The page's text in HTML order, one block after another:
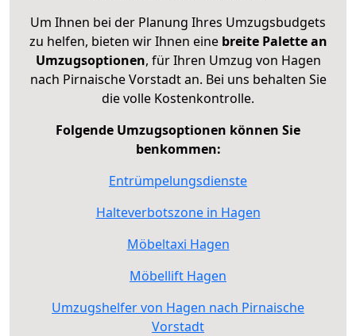
Um Ihnen bei der Planung Ihres Umzugsbudgets
zu helfen, bieten wir Ihnen eine breite Palette an
Umzugsoptionen, für Ihren Umzug von Hagen
nach Pirnaische Vorstadt an. Bei uns behalten Sie
die volle Kostenkontrolle.
Folgende Umzugsoptionen können Sie
benkommen:
Entrümpelungsdienste
Halteverbotszone in Hagen
Möbeltaxi Hagen
Möbellift Hagen
Umzugshelfer von Hagen nach Pirnaische
Vorstadt